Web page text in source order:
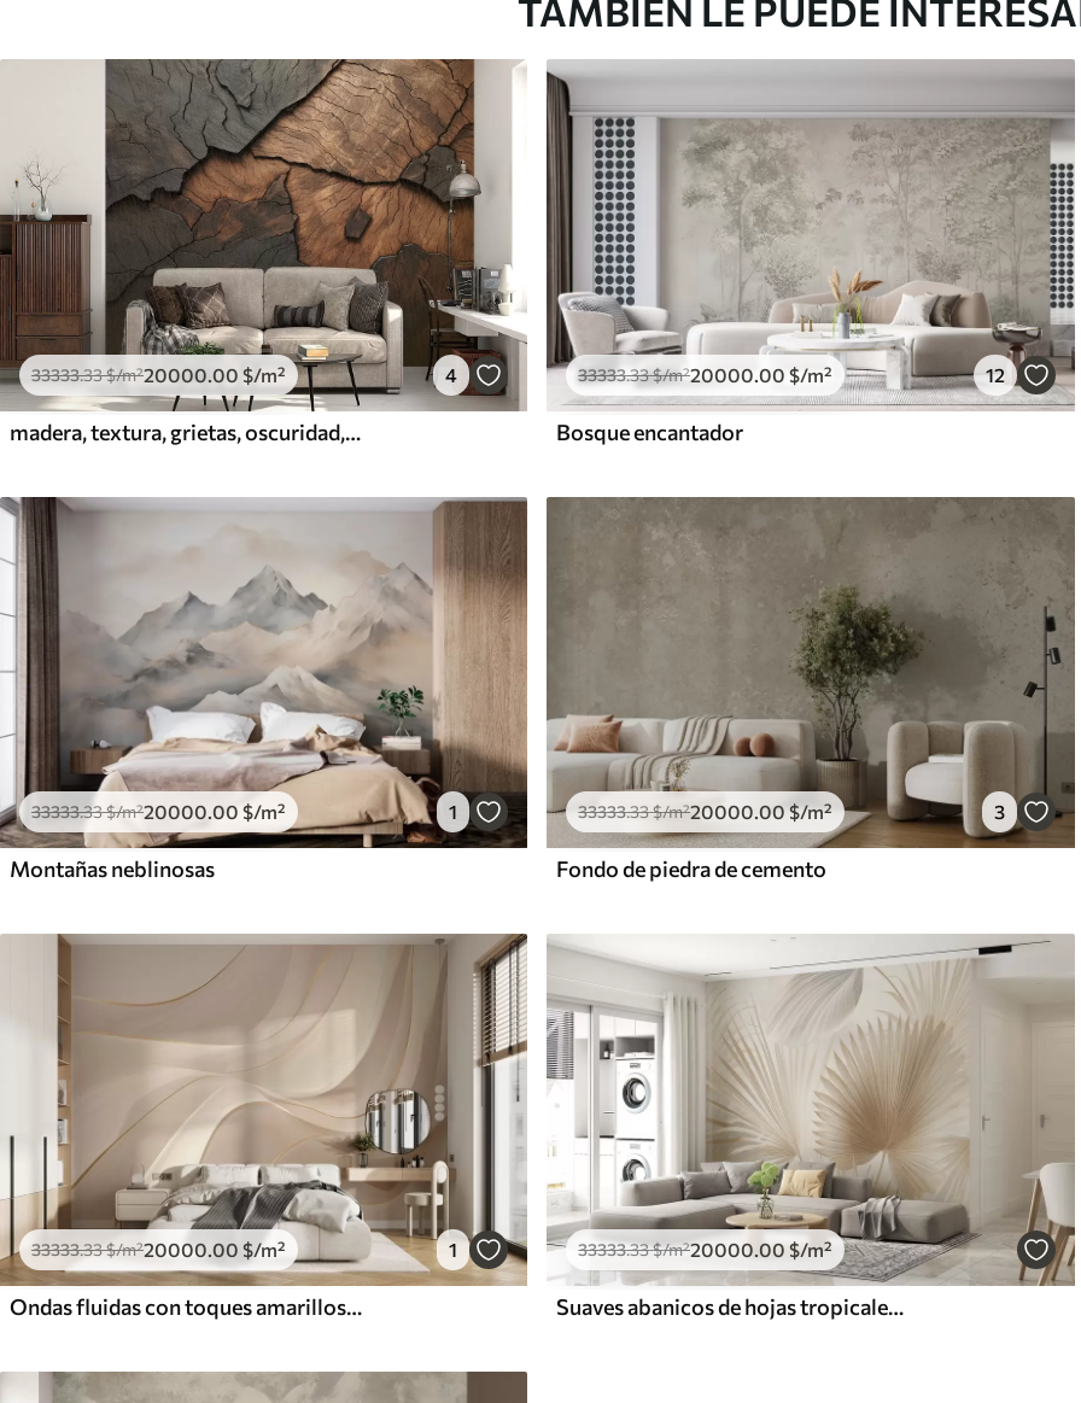
TAMBIÉN LE PUEDE
33333.33$/m²20000 .00 $/m² 4
madera, textura, grietas, oscuridad, corteza, superficie
33333.33$/m²20000 .00 $/m² 12
Bosque encantador
33333.33$/m²20000.00 $/m² 1
Montañas neblinosas
33333.33$/m²20000.00 $/m² 3
Fondo de piedra de cemento
33333.33$/m²20000 .00 $/m² 1
Ondas fluidas con toques amarillos en luz cremosa
33333.33$/m²20000 .00 $/m²
Suaves abanicos de hojas tropicales en tonos beige claro y azulados